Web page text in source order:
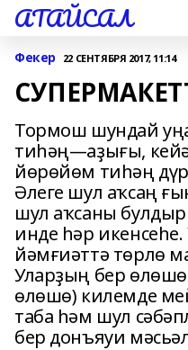
АТАЙСАЛ
Фекер 22 СЕНТЯБРЯ 2017, 11:14
Тормош шундай
тиһәң—аҙығы,
йөрөйөм тиһәң
Әлеге шул аҡсаң
шул аҡсаны
инде һәр
йәмғиәттә төрлө
Уларҙың бер
өлөшө) килемде
таба һәм шул
бер донъяуи